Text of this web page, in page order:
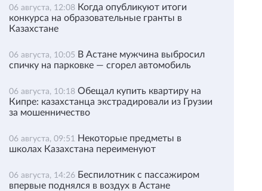
06 августа, 12:08 Когда опубликуют итоги
конкурса на образовательные гранты в
Казахстане
06 августа, 10:05 В Астане мужчина выбросил
спичку на парковке — сгорел автомобиль
06 августа, 10:18 Обещал купить квартиру на
Кипре: казахстанца экстрадировали из Грузии
за мошенничество
06 августа, 09:51 Некоторые предметы в
школах Казахстана переименуют
06 августа, 14:26 Беспилотник с пассажиром
впервые поднялся в воздух в Астане